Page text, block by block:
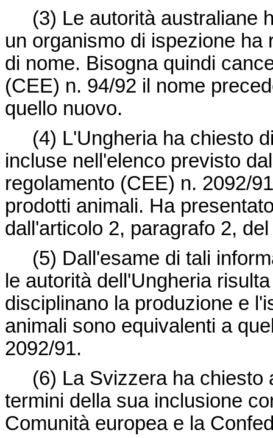
(3) Le autorità australiane
un organismo di ispezione
di nome. Bisogna quindi
(CEE) n. 94/92 il nome
quello nuovo.
(4) L'Ungheria ha chiesto
incluse nell'elenco previsto
regolamento (CEE) n. 2092/
prodotti animali. Ha
dall'articolo 2, paragrafo 2,
(5) Dall'esame di tali
le autorità dell'Ungheria
disciplinano la produzione e
animali sono equivalenti a
2092/91.
(6) La Svizzera ha chiesto
termini della sua inclusione
Comunità europea e la